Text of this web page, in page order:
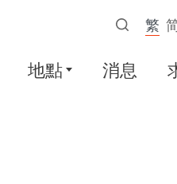
地點 消息
繁